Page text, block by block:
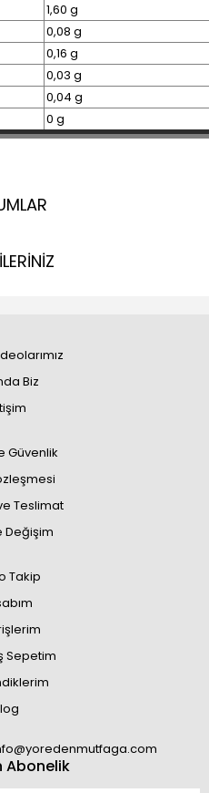
1,60 g
0,08 g
0,16 g
0,03 g
0,04 g
0 g
Biz
Güvenlik
Teslimat
Değişim
Takip
Sepetim
Abonelik